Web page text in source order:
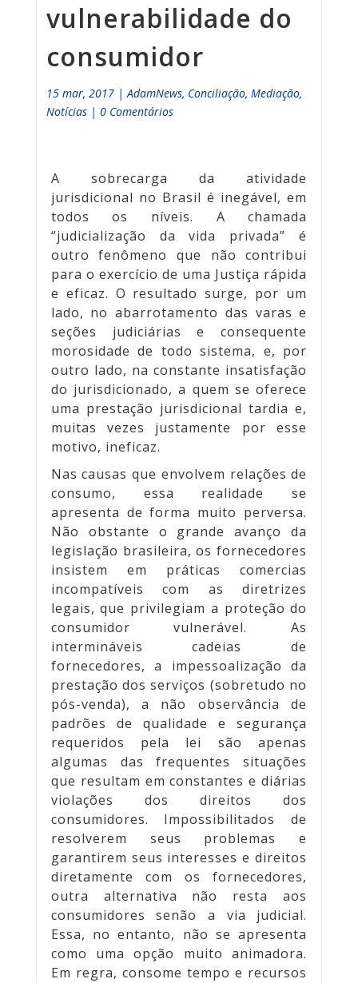
vulnerabilidade do
consumidor
15 mar, 2017 |AdamNews, Conciliação,Mediação,
Notícias |0 Comentários
A sobrecarga da atividade
jurisdicional no Brasil é inegável, em
todos os níveis. A chamada
“judicialização da vida privada” é
outro fenômeno que não contribui
para o exercício de uma Justiça rápida
e eficaz. O resultado surge, por um
lado, no abarrotamento das varas e
seções judiciárias e consequente
morosidade de todo sistema, e, por
outro lado, na constante insatisfação
do jurisdicionado, a quem se oferece
uma prestação jurisdicional tardia e,
muitas vezes justamente por esse
motivo, ineficaz.
Nas causas que envolvem relações de
consumo, essa realidade se
apresenta de forma muito perversa.
Não obstante o grande avanço da
legislação brasileira, os fornecedores
insistem em práticas comercias
incompatíveis com as diretrizes
legais, que privilegiam a proteção do
consumidor vulnerável. As
intermináveis cadeias de
fornecedores, a impessoalização da
prestação dos serviços (sobretudo no
pós-venda), a não observância de
padrões de qualidade e segurança
requeridos pela lei são apenas
algumas das frequentes situações
que resultam em constantes e diárias
violações dos direitos dos
consumidores. Impossibilitados de
resolverem seus problemas e
garantirem seus interesses e direitos
diretamente com os fornecedores,
outra alternativa não resta aos
consumidores senão a via judicial.
Essa, no entanto, não se apresenta
como uma opção muito animadora.
Em regra, consome tempo e recursos